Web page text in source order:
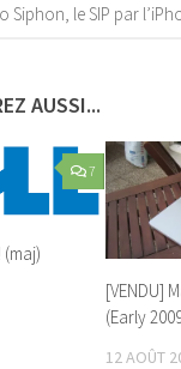
Siphon, le SIP par
AUSSI...
7
(maj)
[VENDU]
(Early
12 AOÛT